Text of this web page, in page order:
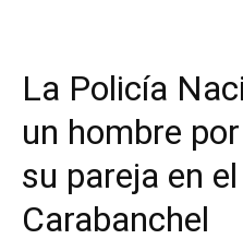
La Policía
un hombre
su pareja en
Carabanchel